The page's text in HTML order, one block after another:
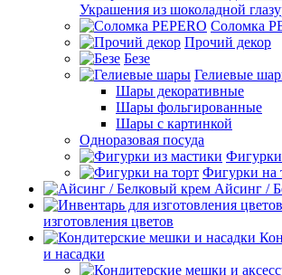
Украшения из шоколадной
Соломка
Прочий декор
Безе
Гелиевые
Шары декоративные
Шары фольгированные
Шары с картинкой
Одноразовая посуда
Фигурки
Фигурки на
Айсинг /
изготовления цветов
и насадки